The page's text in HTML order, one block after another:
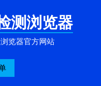
测浏览器
览器官方网站